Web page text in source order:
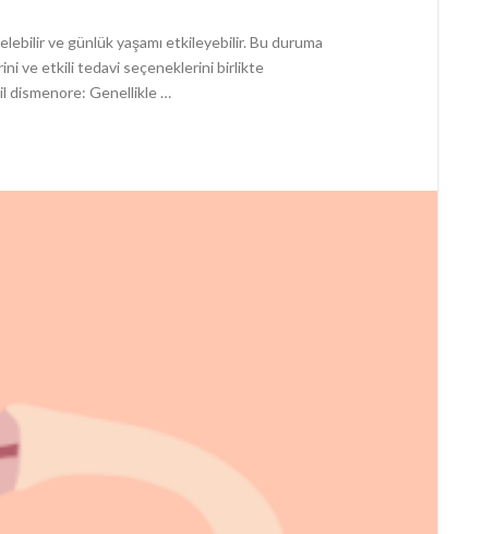
ve günlük yaşamı etkileyebilir. Bu duruma
ve etkili tedavi seçeneklerini birlikte
dismenore: Genellikle …